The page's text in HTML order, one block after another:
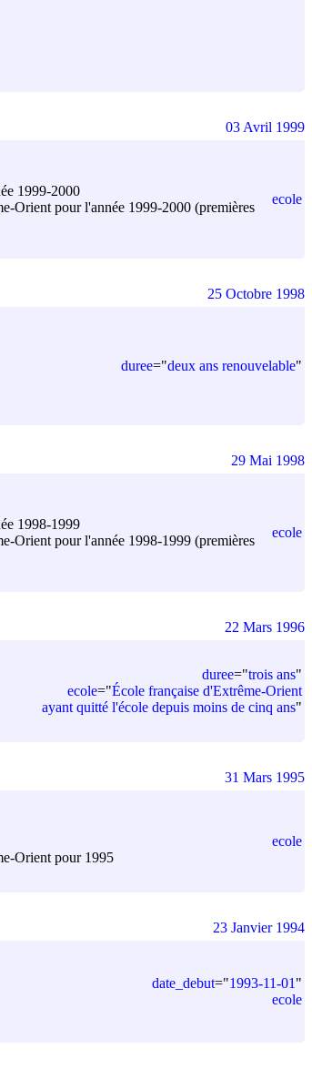
1999-2000
Orient pour l'année 1999-2000 (premières
ecole
03 Avril 1999
duree="deux ans renouvelable"
25 Octobre 1998
1998-1999
Orient pour l'année 1998-1999 (premières
ecole
29 Mai 1998
duree="trois ans"
ecole="École française d'Extrême-Orient
ayant quitté l'école depuis moins de cinq ans"
22 Mars 1996
Orient pour 1995
ecole
31 Mars 1995
date_debut="1993-11-01 "
ecole
23 Janvier 1994